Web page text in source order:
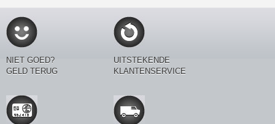
NIET GOED?
GELD TERUG
UITSTEKENDE
KLANTENSERVICE